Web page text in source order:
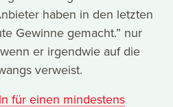
haben in den letzten
Gewinne gemacht.” nur
er irgendwie auf die
verweist.
für einen mindestens